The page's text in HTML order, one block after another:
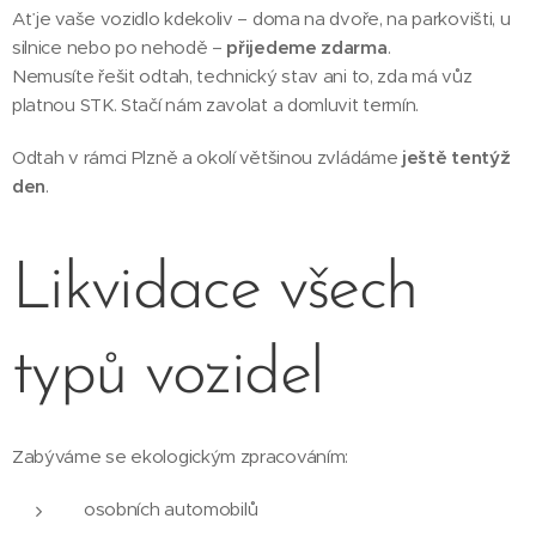
Ať je vaše vozidlo kdekoliv – doma na dvoře, na parkovišti, u
silnice nebo po nehodě – přijedeme zdarma.
Nemusíte řešit odtah, technický stav ani to, zda má vůz
platnou STK. Stačí nám zavolat a domluvit termín.
Odtah v rámci Plzně a okolí většinou zvládáme ještě tentýž
den.
Likvidace všech
typů vozidel
Zabýváme se ekologickým zpracováním:
osobních automobilů